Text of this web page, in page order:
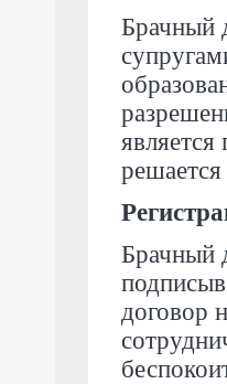
Брачный
решается
Брачный
договор